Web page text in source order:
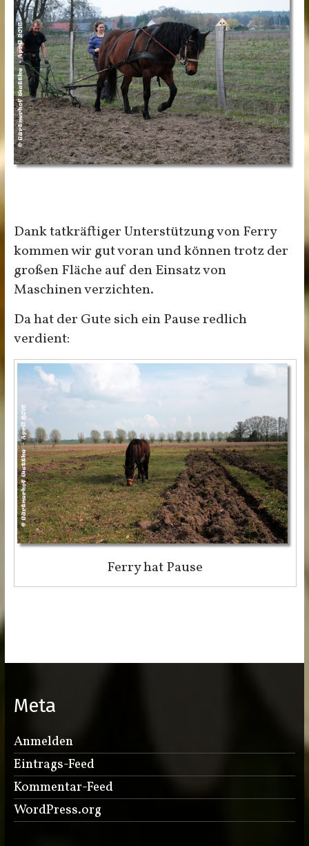
Dank tatkräftiger Unterstützung von Ferry
kommen wir gut voran und können trotz der
großen Fläche auf den Einsatz von
Maschinen verzichten.
Da hat der Gute sich ein Pause redlich
verdient:
Ferry hat Pause
Meta
Anmelden
Eintrags-Feed
Kommentar-Feed
WordPress.org